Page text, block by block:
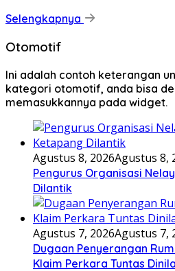
Selengkapnya
Otomotif
Ini adalah contoh keterangan
kategori otomotif, anda bisa
memasukkannya pada widget.
Agustus 8, 2026Agustus 8,
Pengurus Organisasi
Dilantik
Agustus 7, 2026Agustus 7,
Dugaan Penyerangan
Klaim Perkara Tuntas